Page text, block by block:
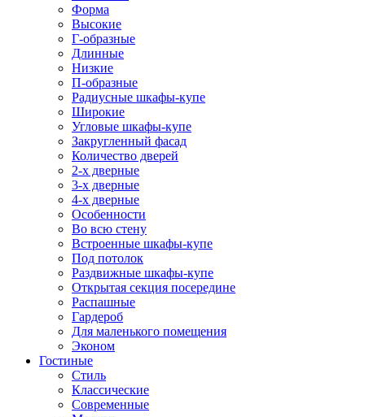
Форма
Высокие
Г-образные
Длинные
Низкие
П-образные
Радиусные шкафы-купе
Широкие
Угловые шкафы-купе
Закругленный фасад
Количество дверей
2-х дверные
3-х дверные
4-х дверные
Особенности
Во всю стену
Встроенные шкафы-купе
Под потолок
Раздвижные шкафы-купе
Открытая секция посередине
Распашные
Гардероб
Для маленького помещения
Эконом
Гостиные
Стиль
Классические
Современные